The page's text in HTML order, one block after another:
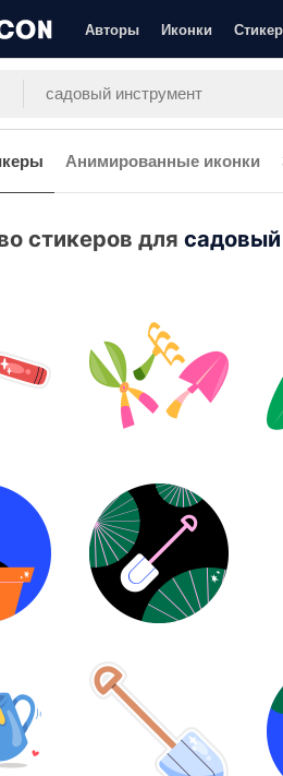
Авторы Иконки
Анимированные иконки
стикеров для